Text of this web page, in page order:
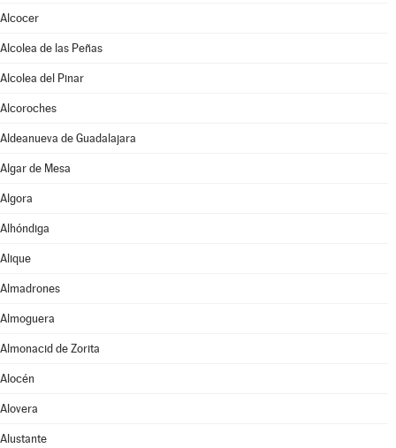
Alcocer
Alcolea de las Peñas
Alcolea del Pinar
Alcoroches
Aldeanueva de Guadalajara
Algar de Mesa
Algora
Alhóndiga
Alique
Almadrones
Almoguera
Almonacid de Zorita
Alocén
Alovera
Alustante